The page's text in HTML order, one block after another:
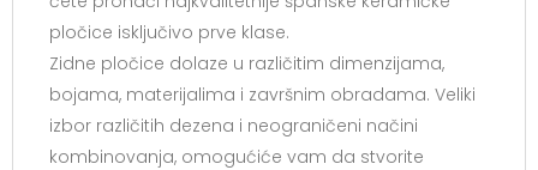
pločice isključivo prve klase.
Zidne pločice dolaze u različitim dimenzijama,
bojama, materijalima i završnim obradama. Veliki
izbor različitih dezena i neograničeni načini
kombinovanja, omogućiće vam da stvorite